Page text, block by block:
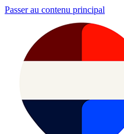
Passer au contenu principal